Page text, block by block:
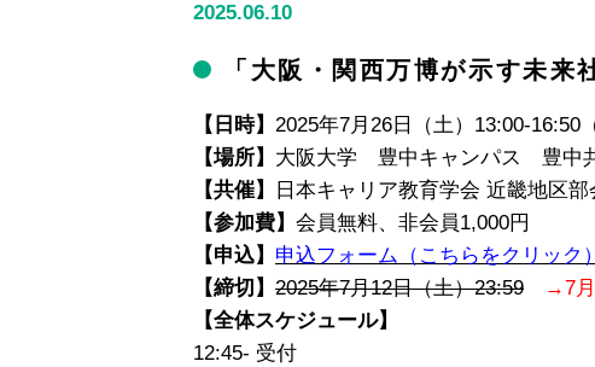
2025.06.10
「大阪・関西万博が示す未来
【日時】 2025年7月26日（土）13:00-16:50
【場所】 大阪大学 豊中キャンパス 豊中共
【共催】
日本キャリア教育学会 近畿地区
【参加費】 会員無料、非会員1,000円
【申込】 申込フォーム（こちらをクリック）
【締切】 2025年7月12日（土）23:59
→7
【全体スケジュール】
12:45- 受付